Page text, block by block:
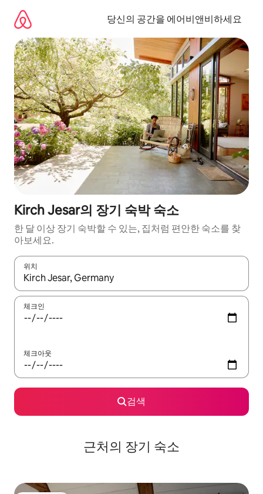
당신의 공간을 에어비앤비하세요
Kirch Jesar의 장기 숙박 숙소
한 달 이상 장기 숙박할 수 있는, 집처럼 편안한 숙소를 찾
아보세요.
위치
결과가 나오면 위·아래 화살표 키를 사용하거나 터치 또는 스와이
체크인
체크아웃
검색
근처의 장기 숙소